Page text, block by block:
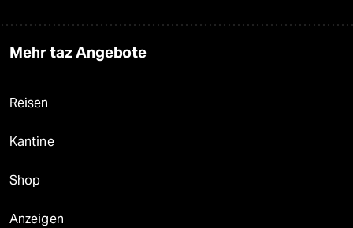
Mehr taz Angebote
Reisen
Kantine
Shop
Anzeigen